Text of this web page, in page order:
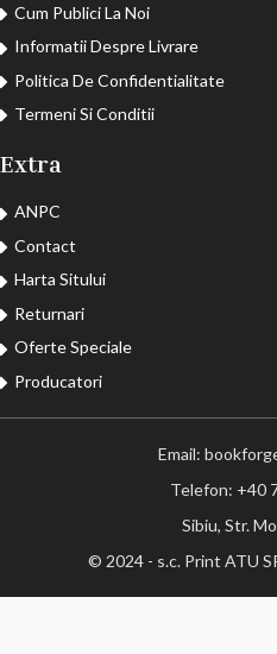
Cum Publici La Noi
Informatii Despre Livrare
Politica De Confidentialitate
Termeni Si Conditii
Extra
ANPC
Contact
Harta Sitului
Returnari
Oferte Speciale
Producatori
Email:
Telefon: +40
Sibiu, Str.
© 2024 - s.c. Print ATU